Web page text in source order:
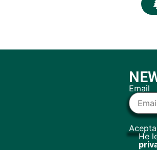
Email
He